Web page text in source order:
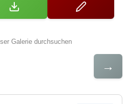
Galerie durchsuchen
→